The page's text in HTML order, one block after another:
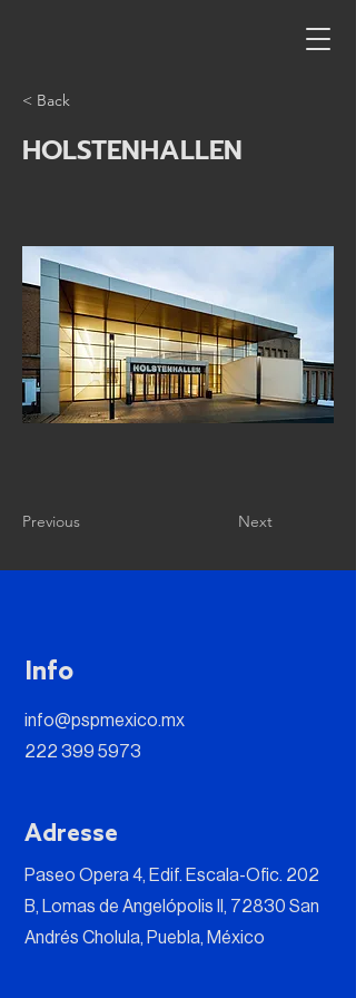
< Back
HOLSTENHALLEN
Previous Next
Info
info@pspmexico.mx
222 399 5973
Adresse
Paseo Opera 4, Edif. Escala-Ofic. 202
B, Lomas de Angelópolis II, 72830 San
Andrés Cholula, Puebla, México